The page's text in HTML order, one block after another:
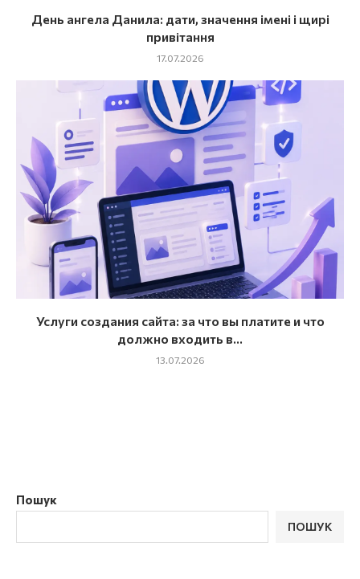
День ангела Данила: дати, значення імені і щирі
привітання
17.07.2026
Услуги создания сайта: за что вы платите и что
должно входить в...
13.07.2026
Пошук
ПОШУК